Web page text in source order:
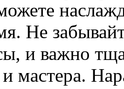
Не
и важно
и мастера.